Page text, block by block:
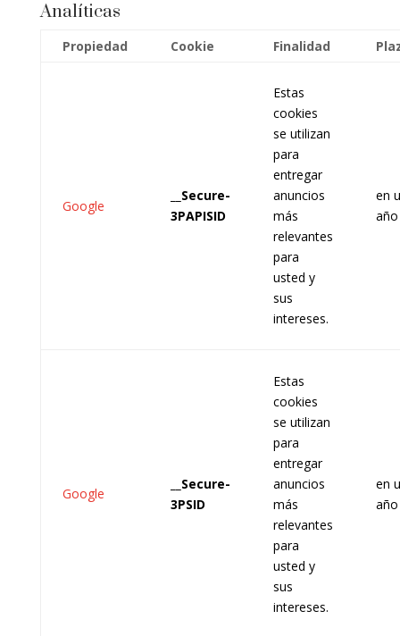
Analíticas
Propiedad Cookie Finalidad
Google
__Secure-
3PAPISID
Estas
cookies
se utilizan
para
entregar
anuncios
más
relevantes
para
usted y
sus
intereses.
en
año
Google
__Secure-
3PSID
Estas
cookies
se utilizan
para
entregar
anuncios
más
relevantes
para
usted y
sus
intereses.
en
año